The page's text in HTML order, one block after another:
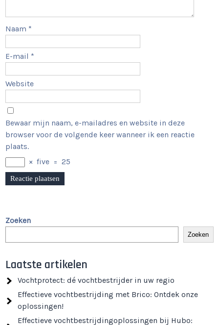
Naam *
E-mail *
Website
Bewaar mijn naam, e-mailadres en website in deze
browser voor de volgende keer wanneer ik een reactie
plaats.
× five = 25
Zoeken
Zoeken
Laatste artikelen
Vochtprotect: dé vochtbestrijder in uw regio
Effectieve vochtbestrijding met Brico: Ontdek onze
oplossingen!
Effectieve vochtbestrijdingoplossingen bij Hubo: